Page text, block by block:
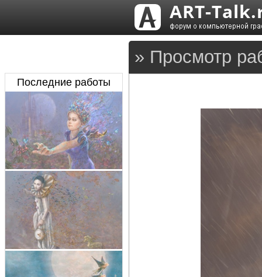
» Просмотр
Последние работы